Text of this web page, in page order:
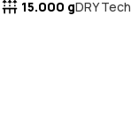
15.000 gDRY Tech